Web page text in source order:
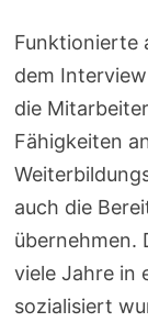
Funktionierte
dem
die
Fähigkeiten
auch die
übernehmen.
viele Jahre in
sozialisiert